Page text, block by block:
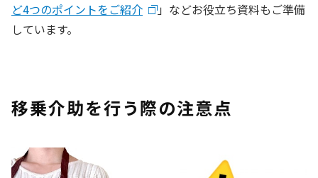
ど4つのポイントをご紹介
」などお役立ち資料もご準備
しています。
移乗介助を行う際の注意点